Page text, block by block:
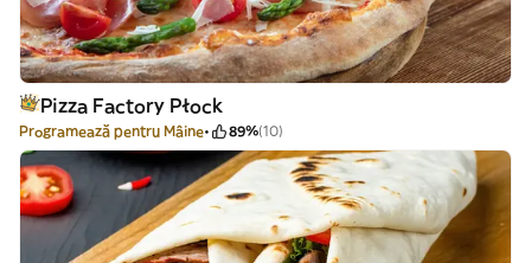
Pizza Factory Płock
Programează pentru Mâine 89%(10)